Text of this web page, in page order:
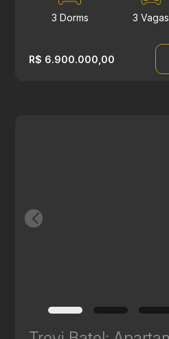
3 Dorms 3 Vagas
R$ 6.900.000,00